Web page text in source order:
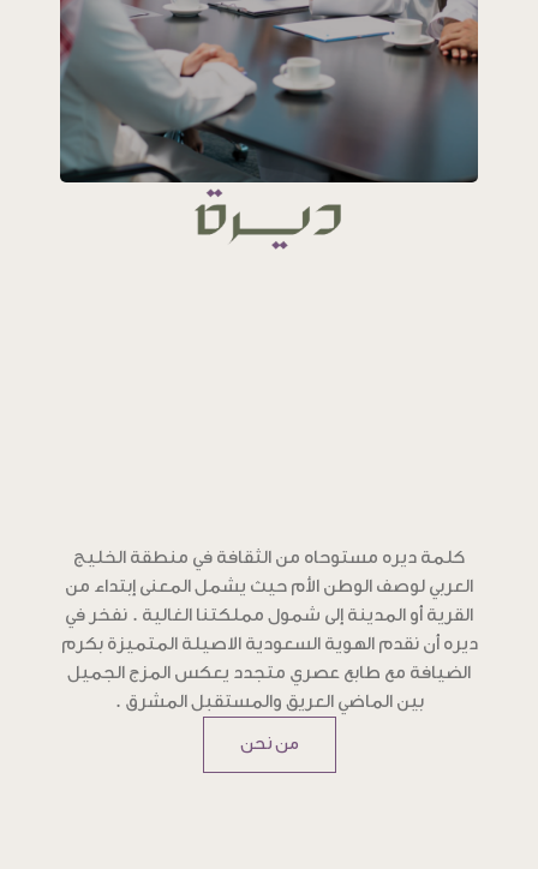
كلمة ديره مستوحاه من الثقافة في منطقة الخليج
العربي لوصف الوطن الأم حيث يشمل المعنى إبتداء من
القرية أو المدينة إلى شمول مملكتنا الغالية . نفخر في
ديره أن نقدم الهوية السعودية الاصيلة المتميزة بكرم
الضيافة مع طابع عصري متجدد يعكس المزج الجميل
بين الماضي العريق والمستقبل المشرق .
من نحن